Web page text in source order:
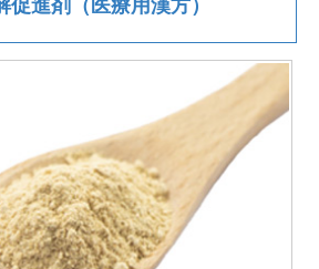
促進剤（医療用漢方）